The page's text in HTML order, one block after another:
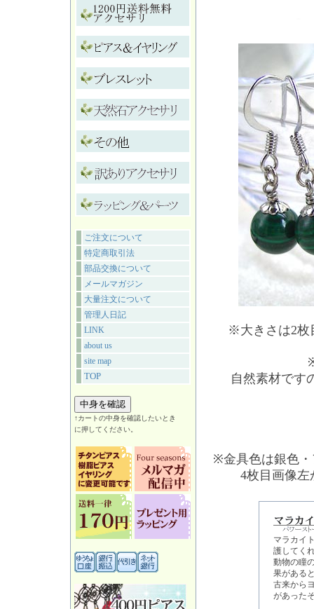
ご注文について
特定商取引法
部品交換について
メールマガジン
大量注文について
管理人日記
LINK
about us
site map
TOP
↑カートの中身を確認したいとき
に押してください。
※大きさは2枚
自然素材です
※金具色は銀色
4枚目画像
マラカイ
護してく
動物の瞳
果がある
古来から
があった